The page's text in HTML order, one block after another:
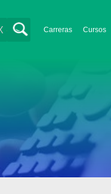
Carreras Cursos